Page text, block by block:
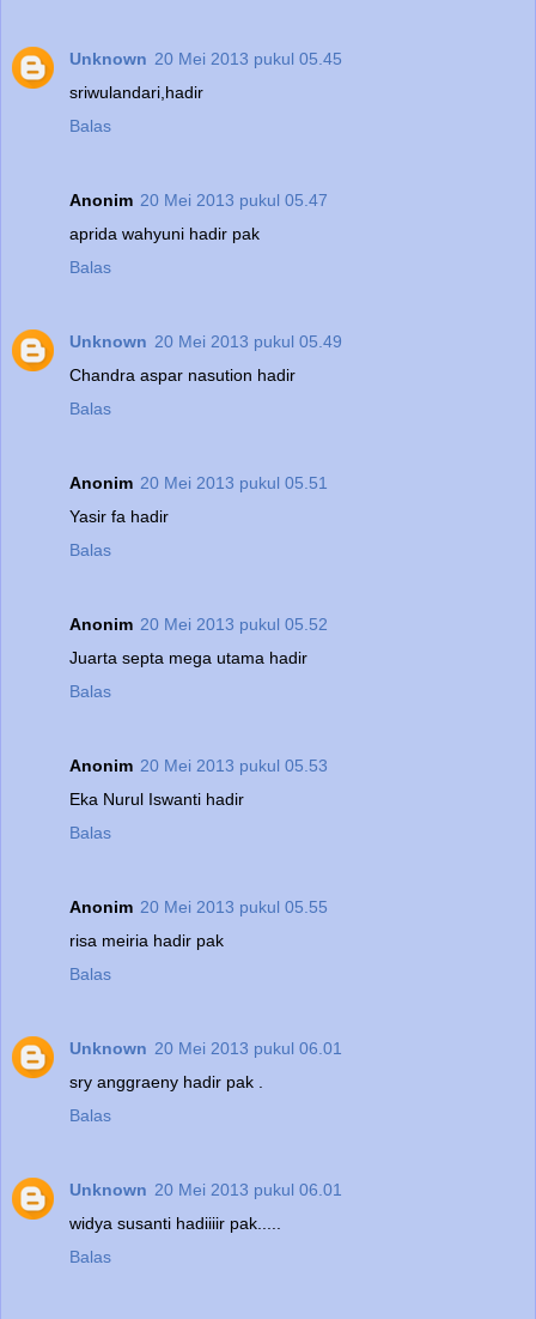
Unknown 20 Mei 2013 pukul 05.45
sriwulandari,hadir
Balas
Anonim 20 Mei 2013 pukul 05.47
aprida wahyuni hadir pak
Balas
Unknown 20 Mei 2013 pukul 05.49
Chandra aspar nasution hadir
Balas
Anonim 20 Mei 2013 pukul 05.51
Yasir fa hadir
Balas
Anonim 20 Mei 2013 pukul 05.52
Juarta septa mega utama hadir
Balas
Anonim 20 Mei 2013 pukul 05.53
Eka Nurul Iswanti hadir
Balas
Anonim 20 Mei 2013 pukul 05.55
risa meiria hadir pak
Balas
Unknown 20 Mei 2013 pukul 06.01
sry anggraeny hadir pak .
Balas
Unknown 20 Mei 2013 pukul 06.01
widya susanti hadiiiir pak.....
Balas